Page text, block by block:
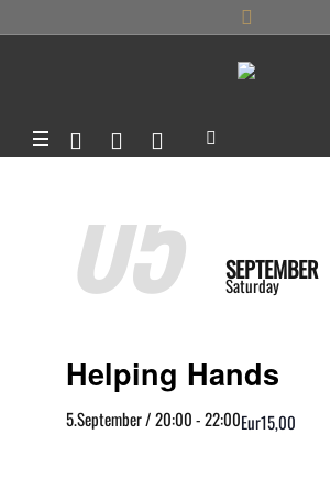
05 SEPTEMBER
Saturday
Helping Hands
5.September / 20:00-22:00Eur15,00